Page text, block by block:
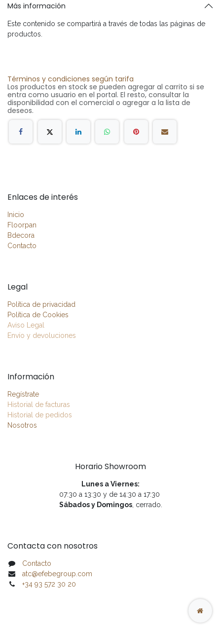
Más información
Este contenido se compartirá a través de todas las páginas de
productos.
Términos y condiciones según tarifa
Los productos en stock se pueden agregar al carrito si se
entra como usuario en el portal. El resto, consultar la
disponibilidad con el comercial o agregar a la lista de
deseos.
Enlaces de interés
Inicio
Floorpan
Bdecora
Contacto
Legal
Política de privacidad
Política de Cookies
Aviso Legal
Envío y devoluciones
Información
Regístrate
Historial de facturas
Historial de pedidos
Nosotros
Horario Showroom
Lunes a Viernes:
07:30 a 13:30 y de 14:30 a 17:30
Sábados y Domingos, cerrado.
Contacta con nosotros
Contacto
atc@efebegroup.com
+34 93 572 30 20